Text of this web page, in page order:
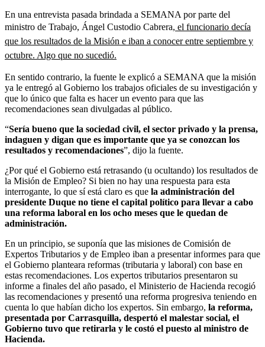
En una entrevista pasada brindada a SEMANA por parte del
ministro de Trabajo, Ángel Custodio Cabrera, el funcionario decía
que los resultados de la Misión e iban a conocer entre septiembre y
octubre. Algo que no sucedió.
En sentido contrario, la fuente le explicó a SEMANA que la misión
ya le entregó al Gobierno los trabajos oficiales de su investigación y
que lo único que falta es hacer un evento para que las
recomendaciones sean divulgadas al público.
“Sería bueno que la sociedad civil, el sector privado y la prensa,
indaguen y digan que es importante que ya se conozcan los
resultados y recomendaciones”, dijo la fuente.
¿Por qué el Gobierno está retrasando (u ocultando) los resultados de
la Misión de Empleo? Si bien no hay una respuesta para esta
interrogante, lo que sí está claro es que la administración del
presidente Duque no tiene el capital político para llevar a cabo
una reforma laboral en los ocho meses que le quedan de
administración.
En un principio, se suponía que las misiones de Comisión de
Expertos Tributarios y de Empleo iban a presentar informes para que
el Gobierno planteara reformas (tributaria y laboral) con base en
estas recomendaciones. Los expertos tributarios presentaron su
informe a finales del año pasado, el Ministerio de Hacienda recogió
las recomendaciones y presentó una reforma progresiva teniendo en
cuenta lo que habían dicho los expertos. Sin embargo, la reforma,
presentada por Carrasquilla, despertó el malestar social, el
Gobierno tuvo que retirarla y le costó el puesto al ministro de
Hacienda.